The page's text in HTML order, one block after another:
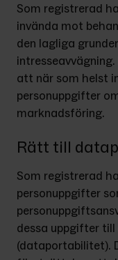
Som registrerad
invända mot
den lagliga
att när som helst
personuppgifter
marknadsföring.
Rätt till
Som registrerad
personuppgifter
dessa uppgifter
(dataportabilitet).